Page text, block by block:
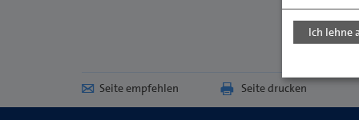
Seite empfehlen Seite drucken
Ich lehne